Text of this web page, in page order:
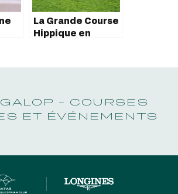
La Grande Course
Hippique en
Incontournable
- COURSES
ET ÉVÉNEMENTS